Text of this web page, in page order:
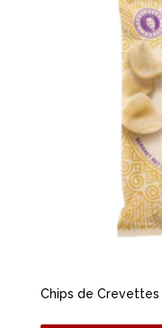
Chips de Crevettes